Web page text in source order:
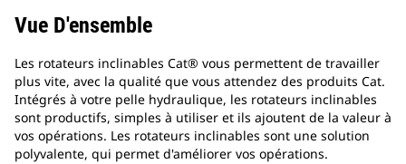
Vue D'ensemble
Les rotateurs inclinables Cat® vous permettent de travailler
plus vite, avec la qualité que vous attendez des produits Cat.
Intégrés à votre pelle hydraulique, les rotateurs inclinables
sont productifs, simples à utiliser et ils ajoutent de la valeur à
vos opérations. Les rotateurs inclinables sont une solution
polyvalente, qui permet d'améliorer vos opérations.